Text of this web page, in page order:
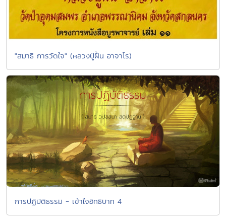
"สมาธิ การวัดใจ" (หลวงปู่ฝั้น อาจาโร)
การปฏิบัติธรรม - เข้าใจอิทธิบาท 4